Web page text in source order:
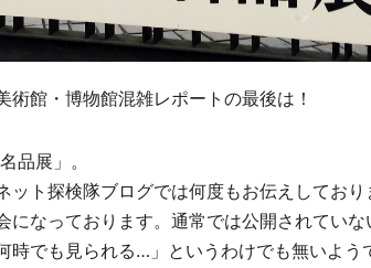
術館・博物館混雑レポートの最後は！
品展」。
ット探検隊ブログでは何度もお伝えしてお
になっております。通常では公開されてい
時でも見られる…」というわけでも無いよう